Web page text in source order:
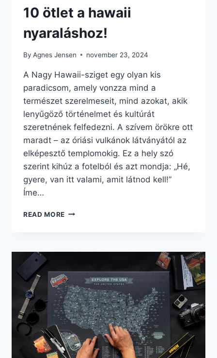
10 ötlet a hawaii
nyaraláshoz!
By Agnes Jensen november 23, 2024
A Nagy Hawaii-sziget egy olyan kis
paradicsom, amely vonzza mind a
természet szerelmeseit, mind azokat, akik
lenyűgöző történelmet és kultúrát
szeretnének felfedezni. A szívem örökre ott
maradt – az óriási vulkánok látványától az
elképesztő templomokig. Ez a hely szó
szerint kihúz a fotelból és azt mondja: „Hé,
gyere, van itt valami, amit látnod kell!”
Íme…
READ MORE 10
NYARALÁSHOZ!